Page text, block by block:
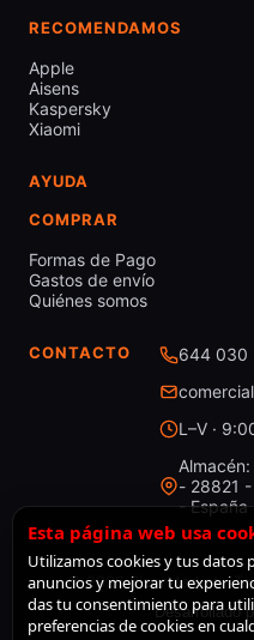
RECOMENDAMOS
Apple
Aisens
Kaspersky
Xiaomi
AYUDA
COMPRAR
Formas de Pago
Gastos de envío
Quiénes somos
CONTACTO
644 030
L–V ·
- 28821
- España
© 2026 RiserMarket ·
Desarrollado
Esta página web usa
Utilizamos cookies y tus datos
anuncios y mejorar tu
das tu consentimiento para
preferencias de cookies en